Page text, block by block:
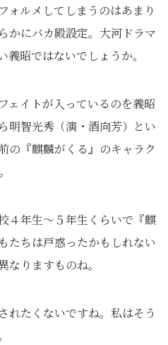
ォルメしてしまうのはあまり
かにバカ殿設定。大河ドラマ
昭ではないでしょうか。
ェイトが入っているのを義昭
明智光秀（演・酒向芳）とい
の『麒麟がくる』のキャラク
４年生～５年生くらいで『麒
たちは戸惑ったかもしれない
りますものね。
れたくないですね。私はそう